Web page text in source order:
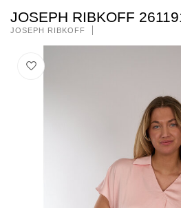
JOSEPH RIBKOFF
JOSEPH RIBKOFF